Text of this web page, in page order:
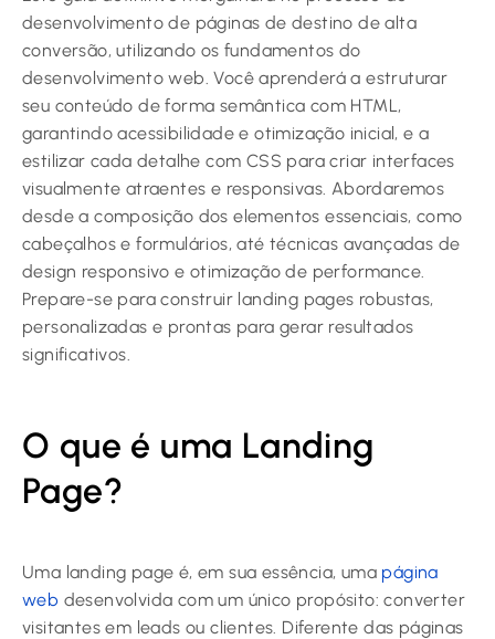
desenvolvimento de páginas de destino de alta
conversão, utilizando os fundamentos do
desenvolvimento web. Você aprenderá a estruturar
seu conteúdo de forma semântica com HTML,
garantindo acessibilidade e otimização inicial, e a
estilizar cada detalhe com CSS para criar interfaces
visualmente atraentes e responsivas. Abordaremos
desde a composição dos elementos essenciais, como
cabeçalhos e formulários, até técnicas avançadas de
design responsivo e otimização de performance.
Prepare-se para construir landing pages robustas,
personalizadas e prontas para gerar resultados
significativos.
O que é uma Landing
Page?
Uma landing page é, em sua essência, uma página
web desenvolvida com um único propósito: converter
visitantes em leads ou clientes. Diferente das páginas